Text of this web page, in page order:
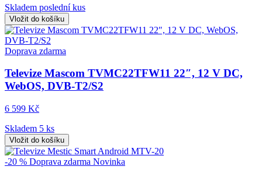
Skladem poslední kus
Vložit do košíku
Doprava zdarma
Televize Mascom TVMC22TFW11 22″, 12 V DC,
WebOS, DVB-T2/S2
6 599 Kč
Skladem 5 ks
Vložit do košíku
-20 % Doprava zdarma Novinka